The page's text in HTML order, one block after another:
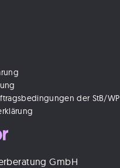
GmbH
der StB/WP